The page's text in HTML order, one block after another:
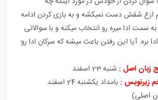
ازع شقش دست نمیکشه و به بازی کردن ادامه
سمت ادا میره رو انتخاب میکنه و با سوالاتی
بره. آیا این رفتن باعث میشه که سرکان ادا رو
زبان اصل : شنبه 23 اسفند
زیرنویس :
بامداد یکشنبه 24 اسفند
اصلی)